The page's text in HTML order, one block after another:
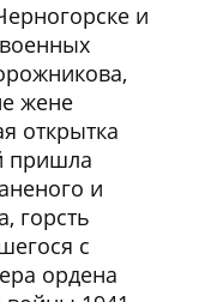
и
жене
открытка
пришла
и
горсть
с
ордена